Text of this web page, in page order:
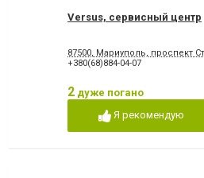
Versus, сервисный центр
87500, Мариуполь, проспект
+380(68)884-04-07
2 дуже погано
Я рекомендую